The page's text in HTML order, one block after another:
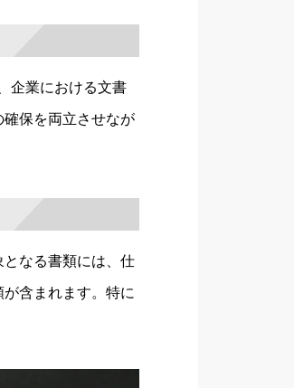
企業における文書
保を両立させなが
なる書類には、仕
含まれます。特に